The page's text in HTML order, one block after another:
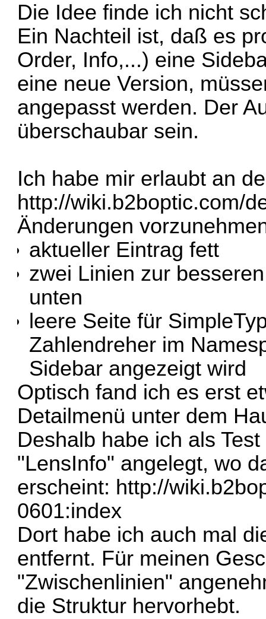
Die Idee finde ich nicht
Ein Nachteil ist, daß es
Order, Info,...) eine
eine neue Version,
angepasst werden. Der
überschaubar sein.
Ich habe mir erlaubt an
http://wiki.b2boptic.com/
Änderungen
aktueller Eintrag fett
zwei Linien zur
unten
leere Seite für
Zahlendreher im
Sidebar angezeigt wird
Optisch fand ich es erst
Detailmenü unter dem
Deshalb habe ich als
"LensInfo" angelegt, wo
erscheint: http://
0601:index
Dort habe ich auch mal
entfernt. Für meinen
"Zwischenlinien"
die Struktur hervorhebt.